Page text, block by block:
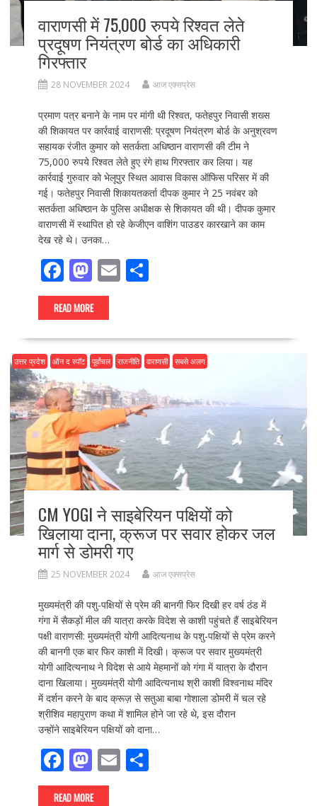
वाराणसी में 75,000 रुपये रिश्वत लेते
प्रदूषण नियंत्रण बोर्ड का अधिकारी
गिरफ्तार
28 NOVEMBER 2024 आज एक्सप्रेस
प्रमाण पत्र बनाने के नाम पर मांगी थी रिश्वत, फतेहपुर निवासी शख्स
की शिकायत पर कार्रवाई वाराणसी: प्रदूषण नियंत्रण बोर्ड के अनुश्रवण
सहायक रंजीत कुमार को सतर्कता अधिष्ठान वाराणसी की टीम ने
75,000 रुपये रिश्वत लेते हुए रंगे हाथ गिरफ्तार कर लिया। यह
कार्रवाई गुरुवार को भेलूपुर स्थित आवास विकास ऑफिस परिसर में की
गई। फतेहपुर निवासी शिकायतकर्ता दीपक कुमार ने 25 नवंबर को
सतर्कता अधिष्ठान के पुलिस अधीक्षक से शिकायत की थी। दीपक कुमार
वाराणसी में स्थापित हो रहे केजीएन वाशिंग पाउडर कारखाने का काम
देख रहे थे। उनका…
F
ac
e
b
o
o
k
M
as
to
d
o
n
E
l
S
e
READ MORE
उत्तर प्रदेश ऑन द स्पॉट पूर्वांचल राजनीति वाराणसी सबसे अलग
CM YOGI ने साइबेरियन पक्षियों को
खिलाया दाना, क्रूज पर सवार होकर जल
मार्ग से डोमरी गए
25 NOVEMBER 2024 आज एक्सप्रेस
मुख्यमंत्री की पशु-पक्षियों से प्रेम की बानगी फिर दिखी हर वर्ष ठंड में
गंगा में सैकड़ों मील की यात्रा करके विदेश से काशी पहुंचते हैं साइबेरियन
पक्षी वाराणसी: मुख्यमंत्री योगी आदित्यनाथ के पशु-पक्षियों से प्रेम करने
की बानगी एक बार फिर काशी में दिखी। क्रूज पर सवार मुख्यमंत्री
योगी आदित्यनाथ ने विदेश से आये मेहमानों को गंगा में यात्रा के दौरान
दाना खिलाया। मुख्यमंत्री योगी आदित्यनाथ श्री काशी विश्वनाथ मंदिर
में दर्शन करने के बाद क्रूज़ से सतुआ बाबा गोशाला डोमरी में चल रहे
श्रीशिव महापुराण कथा में शामिल होने जा रहे थे, इस दौरान
उन्होंने साइबेरियन पक्षियों को दाना…
F
ac
M
as
E S
READ MORE